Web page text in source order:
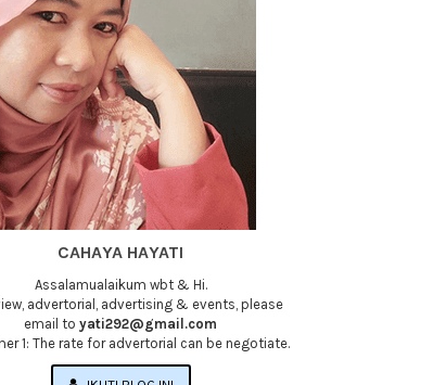
CAHAYA HAYATI
Assalamualaikum wbt & Hi.
advertorial, advertising & events, please
email toyati292@gmail.com
1: The rate for advertorial can be negotiate.